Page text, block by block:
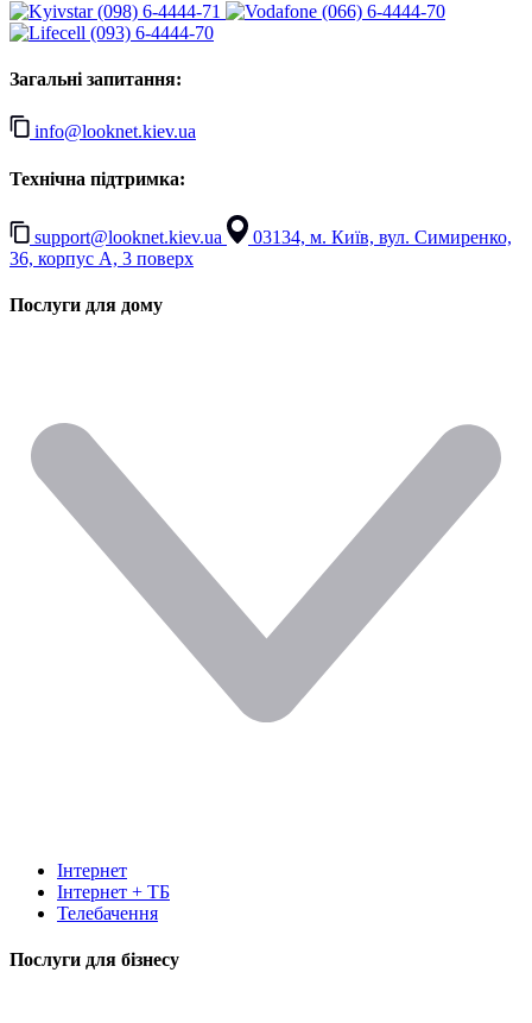
(098) 6-4444-71
(066) 6-4444-70
(093) 6-4444-70
Загальні запитання:
info@looknet.kiev.ua
Технічна підтримка:
support@looknet.kiev.ua
03134, м. Київ, вул. Симиренко,
36, корпус А, 3 поверх
Послуги для дому
Інтернет
Інтернет + ТБ
Телебачення
Послуги для бізнесу